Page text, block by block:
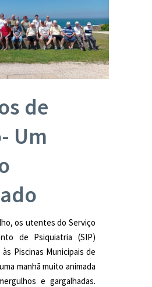
de
Um
os utentes do Serviço
de Psiquiatria (SIP)
Piscinas Municipais de
manhã muito animada
e gargalhadas.